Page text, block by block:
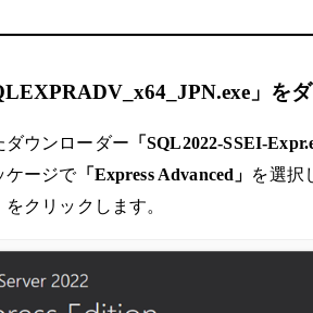
」を
ウンローダー 「SQL2022-SSEI-
ケージで「Express Advanced」 を選択
をクリックします。